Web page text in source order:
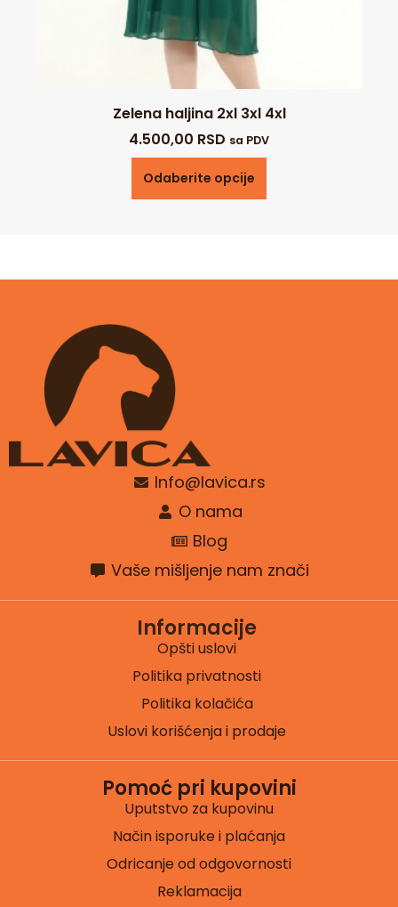
Zelena haljina 2xl 3xl 4xl
4.500,00 RSD sa PDV
Odaberite opcije
Info@lavica.rs
O nama
Blog
Vaše mišljenje nam znači
Informacije
Opšti uslovi
Politika privatnosti
Politika kolačića
Uslovi korišćenja i prodaje
Pomoć pri kupovini
Uputstvo za kupovinu
Način isporuke i plaćanja
Odricanje od odgovornosti
Reklamacija